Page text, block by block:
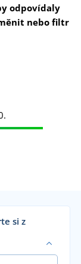
odpovídaly
nebo filtr
si z